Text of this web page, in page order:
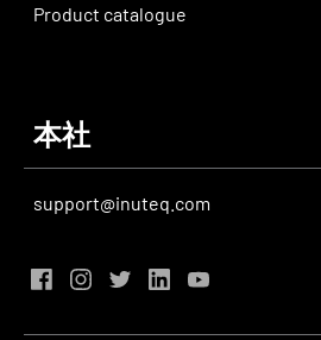
Product catalogue
本社
support@inuteq.com